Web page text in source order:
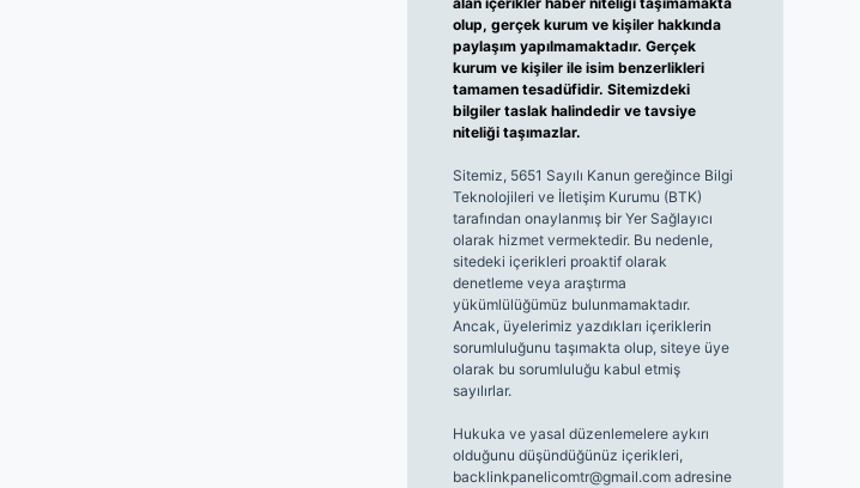
olup, gerçek kurum ve kişiler hakkında
paylaşım yapılmamaktadır. Gerçek
kurum ve kişiler ile isim benzerlikleri
tamamen tesadüfidir. Sitemizdeki
bilgiler taslak halindedir ve tavsiye
niteliği taşımazlar.
Sitemiz, 5651 Sayılı Kanun gereğince Bilgi
Teknolojileri ve İletişim Kurumu (BTK)
tarafından onaylanmış bir Yer Sağlayıcı
olarak hizmet vermektedir. Bu nedenle,
sitedeki içerikleri proaktif olarak
denetleme veya araştırma
yükümlülüğümüz bulunmamaktadır.
Ancak, üyelerimiz yazdıkları içeriklerin
sorumluluğunu taşımakta olup, siteye üye
olarak bu sorumluluğu kabul etmiş
sayılırlar.
Hukuka ve yasal düzenlemelere aykırı
olduğunu düşündüğünüz içerikleri,
backlinkpanelicomtr@gmail.comadresine